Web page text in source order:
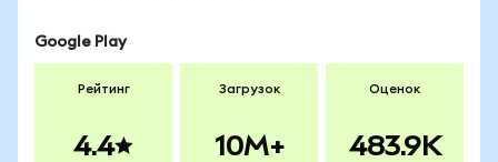
Google Play
Рейтинг
4.4
Загрузок
10M+
Оценок
483.9K